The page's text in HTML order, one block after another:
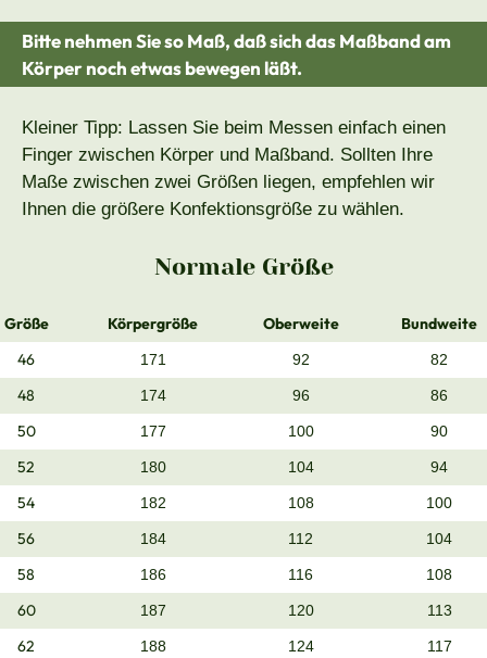
Bitte nehmen Sie so Maß, daß sich das Maßband am
Körper noch etwas bewegen läßt.
Kleiner Tipp: Lassen Sie beim Messen einfach einen
Finger zwischen Körper und Maßband. Sollten Ihre
Maße zwischen zwei Größen liegen, empfehlen wir
Ihnen die größere Konfektionsgröße zu wählen.
Normale Größe
Größe Körpergröße Oberweite
Bundweite
46
171 92 82
48 174 96 86
50 177 100 90
52 180 104 94
54 182 108 100
56 184 112 104
58 186 116 108
60 187 120 113
62 188 124 117